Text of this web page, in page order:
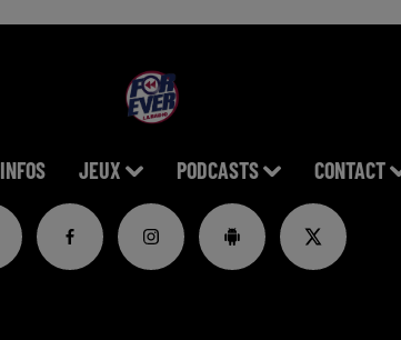
INFOS JEUX PODCASTS CONTACT